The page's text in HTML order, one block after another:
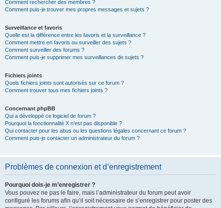
Comment rechercher des membres ?
Comment puis-je trouver mes propres messages et sujets ?
Surveillance et favoris
Quelle est la différence entre les favoris et la surveillance ?
Comment mettre en favoris ou surveiller des sujets ?
Comment surveiller des forums ?
Comment puis-je supprimer mes surveillances de sujets ?
Fichiers joints
Quels fichiers joints sont autorisés sur ce forum ?
Comment trouver tous mes fichiers joints ?
Concernant phpBB
Qui a développé ce logiciel de forum ?
Pourquoi la fonctionnalité X n’est pas disponible ?
Qui contacter pour les abus ou les questions légales concernant ce forum ?
Comment puis-je contacter un administrateur du forum ?
Problèmes de connexion et d’enregistrement
Pourquoi dois-je m’enregistrer ?
Vous pouvez ne pas le faire, mais l’administrateur du forum peut avoir
configuré les forums afin qu’il soit nécessaire de s’enregistrer pour poster des